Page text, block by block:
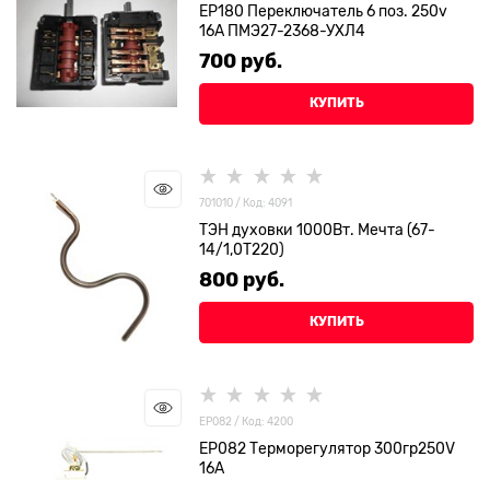
EP180 Переключатель 6 поз. 250v
16A ПМЭ27-2368-УХЛ4
700 руб.
КУПИТЬ
701010 / Код: 4091
ТЭН духовки 1000Вт. Мечта (67-
14/1,0T220)
800 руб.
КУПИТЬ
EP082 / Код: 4200
EP082 Терморегулятор 300гр250V
16A